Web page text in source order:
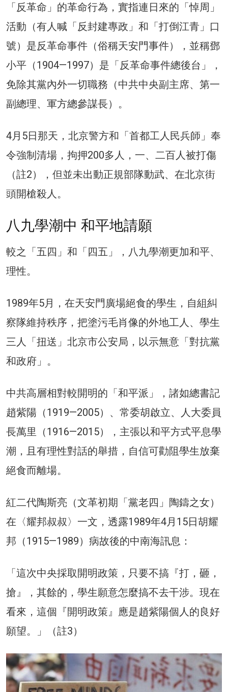
「反革命」的革命行為，實指連日來的「悼周」
活動（有人喊「反封建專政」和「打倒江青」口
號）是反革命事件（俗稱天安門事件），並稱鄧
小平（1904—1997）是「反革命事件總後台」，
免除其黨內外一切職務（中共中央副主席、第一
副總理、軍方總參謀長）。
4月5日那天，北京警方和「首都工人民兵師」奉
令強制清場，拘押200多人，一、二百人被打傷
（註2），但並未出動正規部隊動武、在北京街
頭開槍殺人。
八九學潮中 和平地請願
較之「五四」和「四五」，八九學潮更加和平、
理性。
1989年5月，在天安門廣場絕食的學生，自組糾
察隊維持秩序，把塗污毛肖像的外地工人、學生
三人「扭送」北京市公安局，以示無意「對抗黨
和政府」。
中共高層相對較開明的「和平派」，諸如總書記
趙紫陽（1919—2005）、常委胡啟立、人大委員
長萬里（1916—2015），主張以和平方式平息學
潮，且有理性對話的舉措，自信可勸阻學生放棄
絕食而離場。
紅二代陶斯亮（文革初期「黨老四」陶鑄之女）
在〈耀邦叔叔〉一文，透露1989年4月15日胡耀
邦（1915—1989）病故後的中南海訊息：
「這次中央採取開明政策，只要不搞『打，砸，
搶』，其餘的，學生願意怎麼搞不去干涉。現在
看來，這個『開明政策』應是趙紫陽個人的良好
願望。」（註3）